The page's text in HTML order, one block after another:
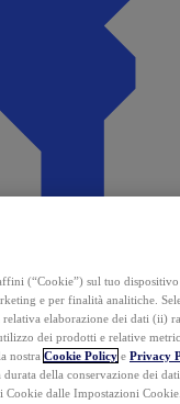
(“Cookie”) sul tuo
e per finalità analitiche.
relativa elaborazione dei dati (ii)
dei prodotti e relative
nostra Cookie Policy e Privacy
della conservazione dei
dalle Impostazioni Cookie.